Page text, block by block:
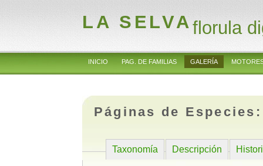
LA SELVAflorula
INICIO PAG. DE FAMILIAS GALERÍA
Páginas de
Taxonomía Descripción